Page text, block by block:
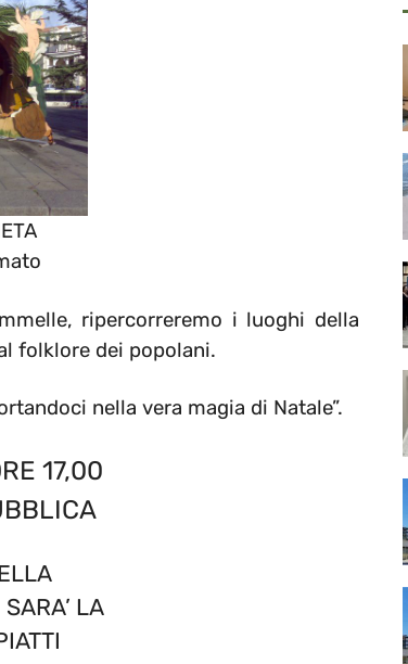
ripercorreremo i luoghi della
folklore dei popolani.
nella vera magia di Natale”.
17,00
LA